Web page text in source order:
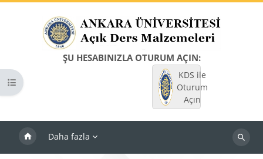
ŞU HESABINIZLA OTURUM AÇIN:
KDS ile
Oturum
Açın
Daha fazla
Dersleri
Kurs dizinini aç